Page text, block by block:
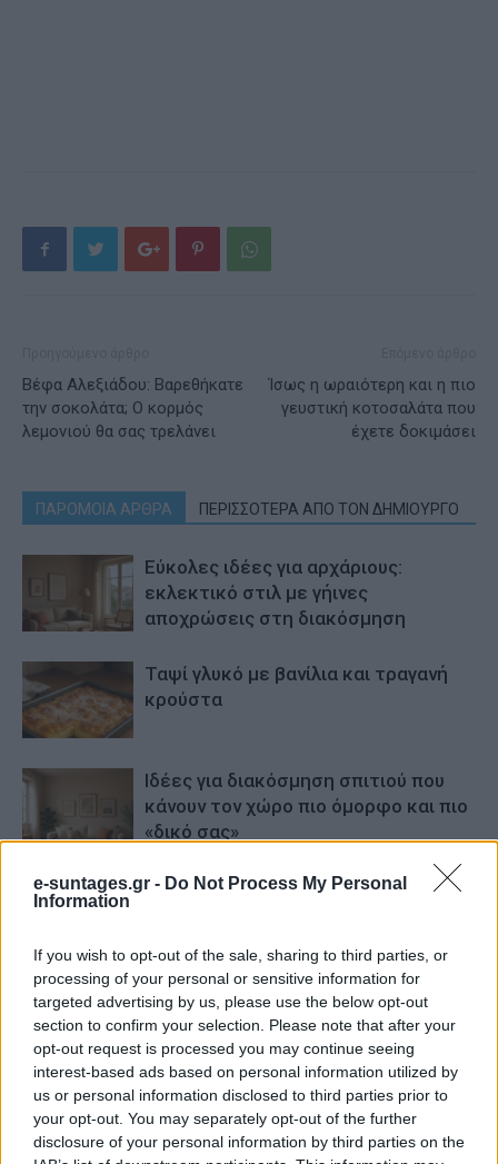
e-suntages.gr - Do Not Process My Personal
Information
If you wish to opt-out of the sale, sharing to third parties, or
processing of your personal or sensitive information for
targeted advertising by us, please use the below opt-out
section to confirm your selection. Please note that after your
opt-out request is processed you may continue seeing
interest-based ads based on personal information utilized by
us or personal information disclosed to third parties prior to
your opt-out. You may separately opt-out of the further
disclosure of your personal information by third parties on the
Βέφα Αλεξιάδου: Βαρεθήκατε
την σοκολάτα; Ο κορμός
λεμονιού θα σας τρελάνει
Ίσως η ωραιότερη και η πιο
γευστική κοτοσαλάτα που
έχετε δοκιμάσει
ΠΑΡΟΜΟΙΑ ΑΡΘΡΑ ΠΕΡΙΣΣΟΤΕΡΑ ΑΠΟ ΤΟΝ ΔΗΜΙΟΥΡΓΟ
Εύκολες ιδέες για αρχάριους:
εκλεκτικό στιλ με γήινες
αποχρώσεις στη διακόσμηση
Ταψί γλυκό με βανίλια και τραγανή
κρούστα
Ιδέες για διακόσμηση σπιτιού που
κάνουν τον χώρο πιο όμορφο και πιο
«δικό σας»